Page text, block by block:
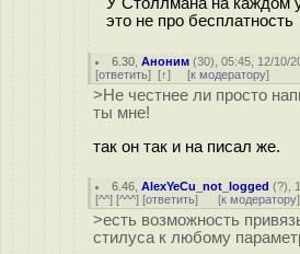
это не про бесплатность
6.30 ,Аноним (30), 05:45, 12/10/
[ответить] [↑] [к модератору]
>Не честнее ли просто
ты мне!
так он так и на писал же.
6.46 ,AlexYeCu_not_logged (?),
[^^] [^^^] [ответить] [к модератору]
>есть возможность
стилуса к любому